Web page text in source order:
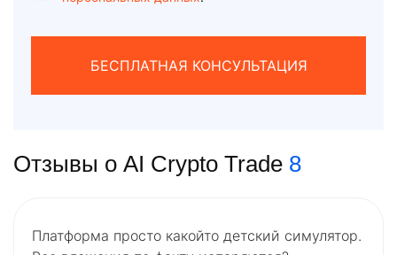
БЕСПЛАТНАЯ КОНСУЛЬТАЦИЯ
Отзывы о AI Crypto Trade 8
Платформа просто какойто детский симулятор.